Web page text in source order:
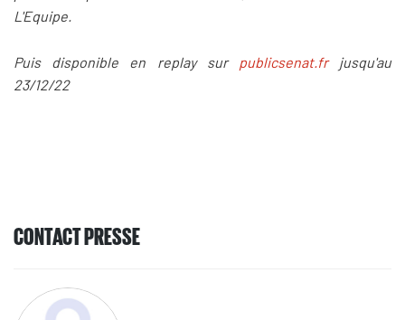
L'Equipe.
Puis disponible en replay sur publicsenat.frjusqu'au
23/12/22
CONTACT PRESSE